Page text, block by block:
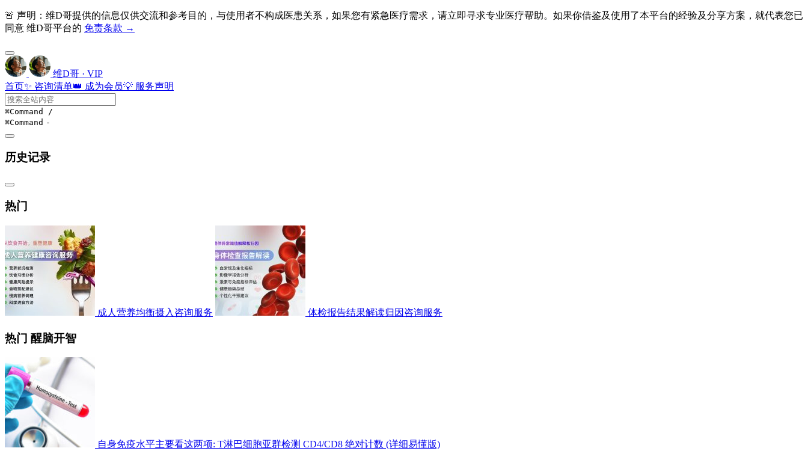
🚨 声明：维D哥提供的信息仅供交流和参考目的，与使用者不构成医患关系，如果您有紧急医疗需求，请立即寻求专业医疗帮助。如果你借鉴及使用了本平台的经验及分享方案，就代表您已
同意 维D哥平台的 免责条款 →
维D哥 · VIP
首页✨ 咨询清单👑 成为会员💡 服务声明
⌘Command /
⌘Command -
历史记录
热门
成人营养均衡摄入咨询服务 体检报告结果解读归因咨询服务
热门 醒脑开智
自身免疫水平主要看这两项: T淋巴细胞亚群检测 CD4/CD8 绝对计数 (详细易懂版)